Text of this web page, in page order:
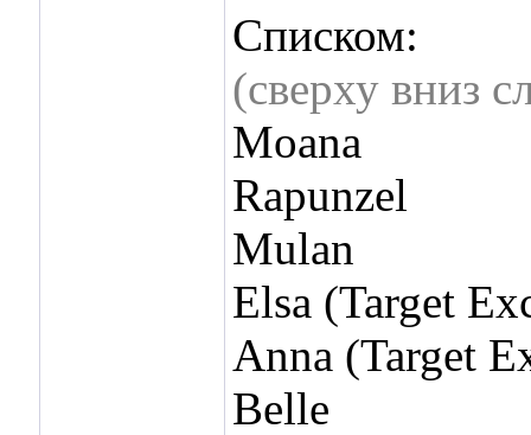
Списком:
(сверху вниз
Moana
Rapunzel
Mulan
Elsa (Target
Anna (Target
Belle